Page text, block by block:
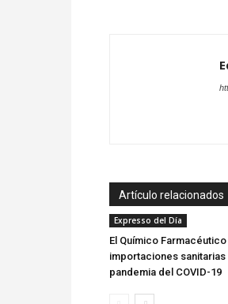
Artículo relacionados
Expresso del Día
El Químico
importaciones sanitarias
pandemia del COVID-19